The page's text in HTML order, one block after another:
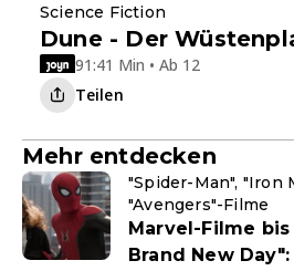
Science Fiction
Dune - Der
91:41 Min • Ab 12
Teilen
Mehr entdecken
"Spider-Man", "Iron
"Avengers"-Filme
Marvel-Filme
Brand New